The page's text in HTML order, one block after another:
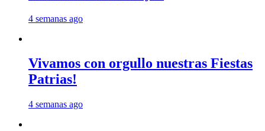
4 semanas ago
Vivamos con orgullo nuestras Fiestas
Patrias!
4 semanas ago